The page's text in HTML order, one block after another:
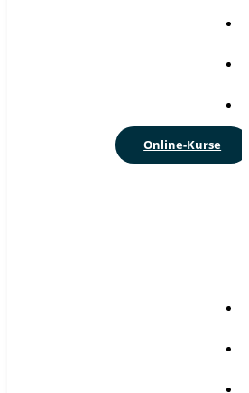
Online-Kurse